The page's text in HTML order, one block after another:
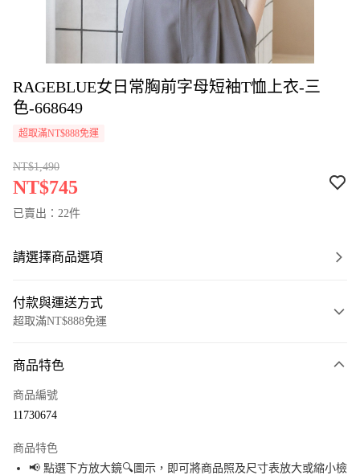
RAGEBLUE女日常胸前字母短袖T恤上衣-三
色-668649
超取滿NT$888免運
NT$1,490
NT$745
已賣出：22件
請選擇商品選項
付款與運送方式
超取滿NT$888免運
信用卡一次付款
Apple Pay
商品特色
商品編號
11730674
商品特色
📢 點選下方放大鏡🔍圖示，即可將商品照及尺寸表放大或縮小檢